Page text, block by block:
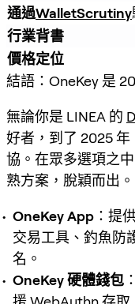
通過WalletScrutiny
行業背書
價格定位
結語：OneKey 是
無論你是 LINEA 的
好者，到了 2025
協。在眾多選項之
熟方案，脫穎而出。
OneKey App ：提
交易工具、釣魚防
名。
OneKey 硬體錢包